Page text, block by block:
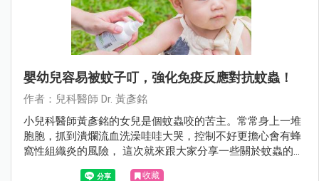
嬰幼兒容易被蚊子叮，強化免疫反應對抗蚊蟲！
作者：兒科醫師 Dr. 黃彥銘
小兒科醫師黃彥銘的女兒是個蚊蟲咬的苦主。常常身上一堆
胞胞，抓到潰爛流血洗澡哇哇大哭，控制不好更擔心會有蜂
窩性組織炎的風險， 這次就來跟大家分享一些關於蚊蟲的小
收藏